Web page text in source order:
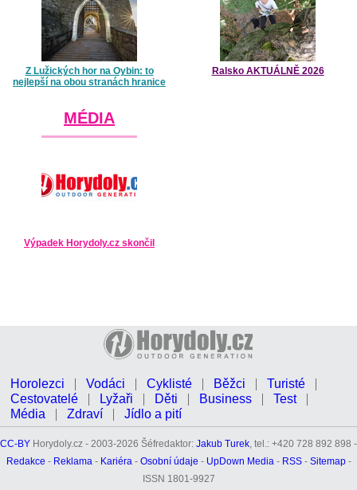
Z Lužických hor na Oybin: to
nejlepší na obou stranách hranice
Ralsko AKTUÁLNĚ 2026
MÉDIA
Výpadek Horydoly.cz skončil
Horolezci Vodáci Cyklisté Běžci
Turisté
Cestovatelé
Lyžaři Děti Business
Test
Média
Zdraví Jídlo a pití
CC-BY Horydoly.cz - 2003-2026 Šéfredaktor: Jakub Turek, tel.: +420 728 892 898 -
Redakce - Reklama- Kariéra- Osobní údaje - UpDown Media- RSS- Sitemap-
ISSN 1801-9927